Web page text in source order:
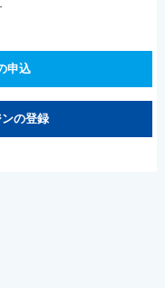
申込
の登録